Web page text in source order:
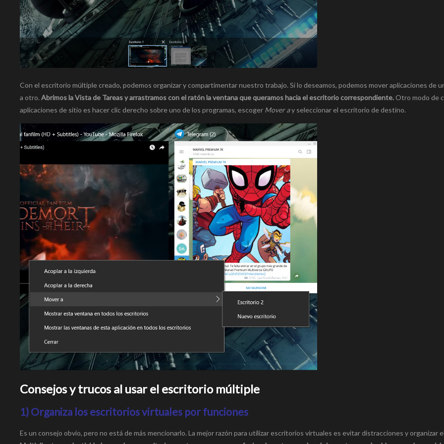
Con el escritorio múltiple creado, podemos organizar y compartimentar nuestro trabajo. Si lo deseamos, podemos mover aplicaciones de
a otro.Abrimos la Vista de Tareas y arrastramos con el ratón la ventana que queramos hacia el escritorio correspondiente.Otro modo de
aplicaciones de sitio es hacer clic derecho sobre uno de los programas, escoger Mover ay seleccionar el escritorio de destino.
Consejos y trucos al usar el escritorio múltiple
1) Organiza los escritorios virtuales por funciones
Es un consejo obvio, pero no está de más mencionarlo. La mejor razón para utilizar escritorios virtuales es evitar distracciones y organizar